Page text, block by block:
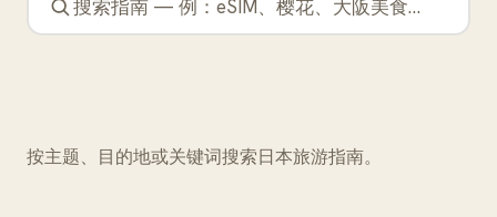
按主题、目的地或关键词搜索日本旅游指南。